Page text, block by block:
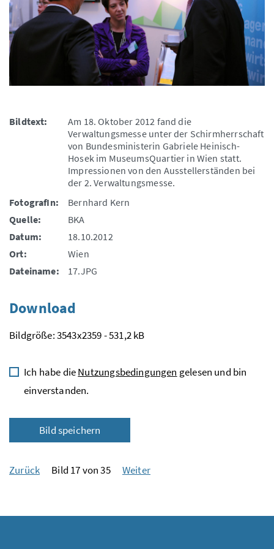
Bildtext:
Am 18. Oktober 2012 fand die
Verwaltungsmesse unter der Schirmherrschaft
von Bundesministerin Gabriele Heinisch-
Hosek im MuseumsQuartier in Wien statt.
Impressionen von den Ausstellerständen bei
der 2. Verwaltungsmesse.
FotografIn:
Bernhard Kern
Quelle:
BKA
Datum:
18.10.2012
Ort:
Wien
Dateiname:
17.JPG
Download
Bildgröße: 3543x2359 - 531,2 kB
Ich habe dieNutzungsbedingungen gelesen und bin
einverstanden.
Bild speichern
Zurück Bild 17 von 35 Weiter